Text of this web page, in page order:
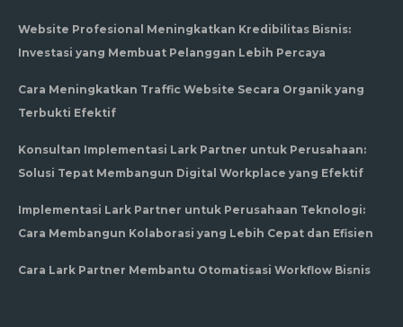
Website Profesional Meningkatkan Kredibilitas Bisnis:
Investasi yang Membuat Pelanggan Lebih Percaya
Cara Meningkatkan Traffic Website Secara Organik yang
Terbukti Efektif
Konsultan Implementasi Lark Partner untuk Perusahaan:
Solusi Tepat Membangun Digital Workplace yang Efektif
Implementasi Lark Partner untuk Perusahaan Teknologi:
Cara Membangun Kolaborasi yang Lebih Cepat dan Efisien
Cara Lark Partner Membantu Otomatisasi Workflow Bisnis